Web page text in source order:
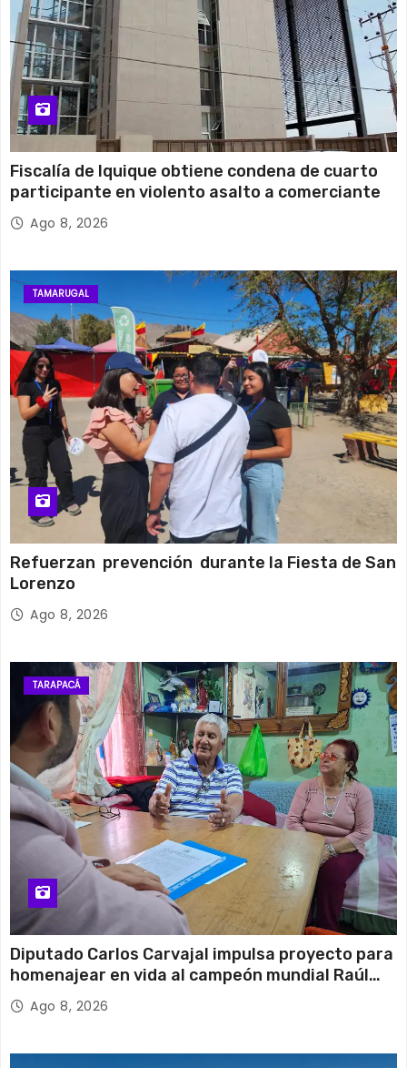
Fiscalía de Iquique obtiene condena de cuarto
participante en violento asalto a comerciante
Ago 8, 2026
TAMARUGAL
Refuerzan prevención durante la Fiesta de San
Lorenzo
Ago 8, 2026
TARAPACÁ
Diputado Carlos Carvajal impulsa proyecto para
homenajear en vida al campeón mundial Raúl
Choque
Ago 8, 2026